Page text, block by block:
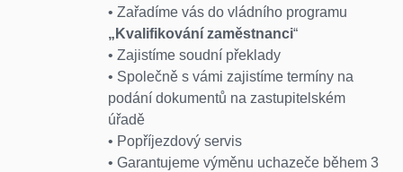
• Zařadíme vás do vládního programu
„Kvalifikování zaměstnanci“
• Zajistíme soudní překlady
• Společně s vámi zajistíme termíny na
podání dokumentů na zastupitelském
úřadě
• Popříjezdový servis
• Garantujeme výměnu uchazeče během 3